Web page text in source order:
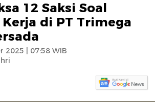
12 Saksi Soal
di PT Trimega
2025 | 07:58 WIB